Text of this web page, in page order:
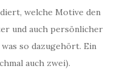
welche Motive den
und auch persönlicher
so dazugehört. Ein
auch zwei).